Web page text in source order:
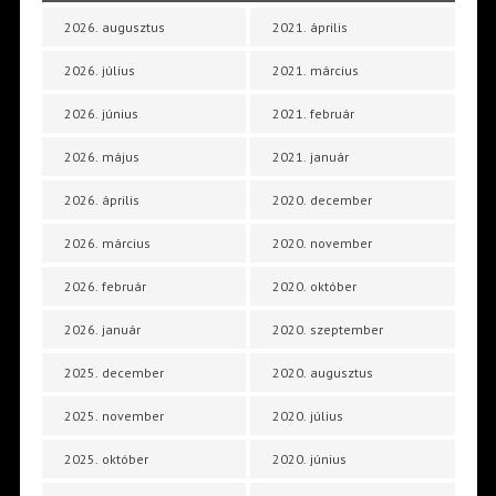
2026. augusztus
2026. július
2026. június
2026. május
2026. április
2026. március
2026. február
2026. január
2025. december
2025. november
2025. október
2021. április
2021. március
2021. február
2021. január
2020. december
2020. november
2020. október
2020. szeptember
2020. augusztus
2020. július
2020. június